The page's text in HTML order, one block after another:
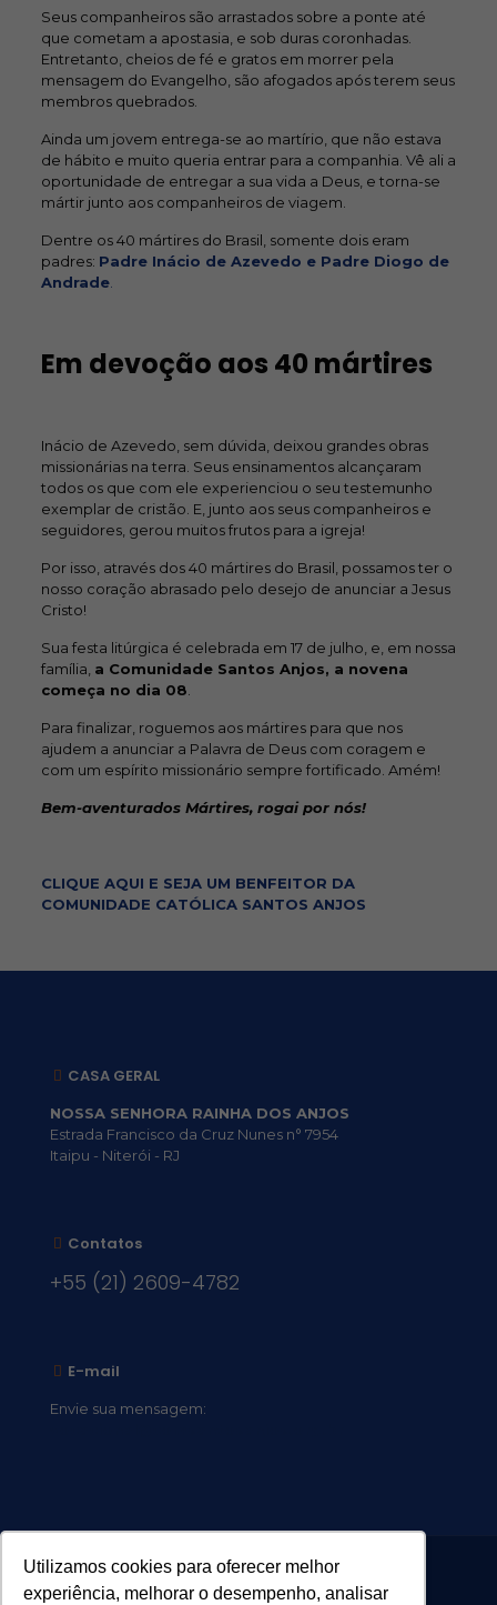
Utilizamos cookies para oferecer melhor
experiência, melhorar o desempenho, analisar
Seus companheiros são arrastados sobre a ponte até
que cometam a apostasia, e sob duras coronhadas.
Entretanto, cheios de fé e gratos em morrer pela
mensagem do Evangelho, são afogados após terem seus
membros quebrados.
Ainda um jovem entrega-se ao martírio, que não estava
de hábito e muito queria entrar para a companhia. Vê ali a
oportunidade de entregar a sua vida a Deus, e torna-se
mártir junto aos companheiros de viagem.
Dentre os 40 mártires do Brasil, somente dois eram
padres: Padre Inácio de Azevedo e Padre Diogo de
Andrade.
Em devoção aos 40 mártires
Inácio de Azevedo, sem dúvida, deixou grandes obras
missionárias na terra. Seus ensinamentos alcançaram
todos os que com ele experienciou o seu testemunho
exemplar de cristão. E, junto aos seus companheiros e
seguidores, gerou muitos frutos para a igreja!
Por isso, através dos 40 mártires do Brasil, possamos ter o
nosso coração abrasado pelo desejo de anunciar a Jesus
Cristo!
Sua festa litúrgica é celebrada em 17 de julho, e, em nossa
família, a Comunidade Santos Anjos, a novena
começa no dia 08
Para finalizar, roguemos aos mártires para que nos
ajudem a anunciar a Palavra de Deus com coragem e
com um espírito missionário sempre fortificado. Amém!
Bem-aventurados Mártires, rogai por nós!
CLIQUE AQUI E SEJA UM BENFEITOR DA
COMUNIDADE CATÓLICA SANTOS ANJOS
CASA GERAL
NOSSA SENHORA RAINHA DOS ANJOS
Estrada Francisco da Cruz Nunes n° 7954
Itaipu - Niterói - RJ
Contatos
+55 (21) 2609-4782
E-mail
Envie sua mensagem: